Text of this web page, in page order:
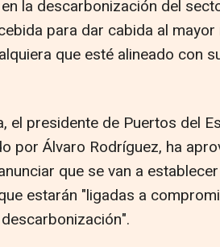
la descarbonización del
para dar cabida al
que esté alineado con
el presidente de Puertos del
por Álvaro Rodríguez, ha
que se van a
estarán "ligadas a